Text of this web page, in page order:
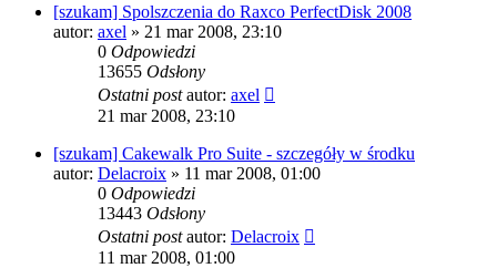
[szukam] Spolszczenia do Raxco PerfectDisk 2008
autor: axel » 21 mar 2008, 23:10
0 Odpowiedzi
13655 Odsłony
Ostatni postautor: axel
21 mar 2008, 23:10
[szukam] Cakewalk Pro Suite - szczegóły w środku
autor: Delacroix » 11 mar 2008, 01:00
0 Odpowiedzi
13443 Odsłony
Ostatni postautor: Delacroix
11 mar 2008, 01:00